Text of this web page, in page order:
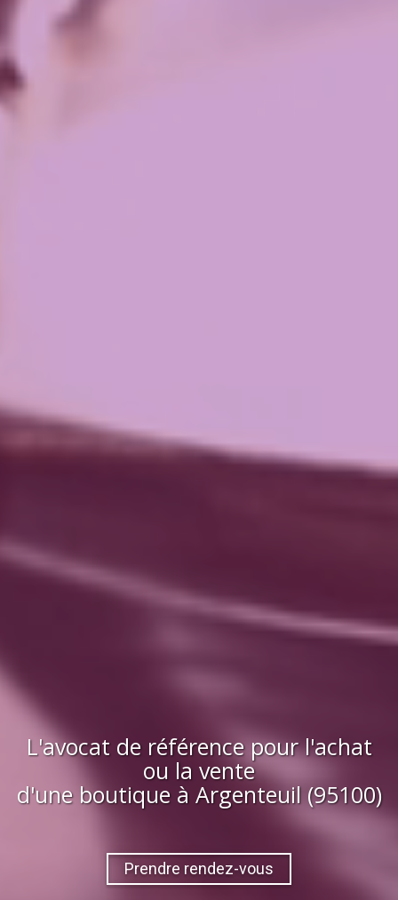
L'avocat de référence pour l'achat
ou la vente
d'une boutiqueà Argenteuil (95100)
Prendre rendez-vous